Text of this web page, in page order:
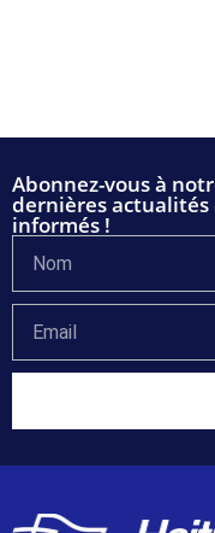
Abonnez-vous à
dernières actualités
informés !